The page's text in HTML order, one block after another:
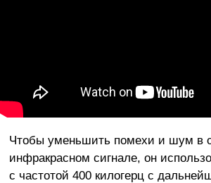
Чтобы уменьшить помехи и шум в
инфракрасном сигнале, он
с частотой 400 килогерц с